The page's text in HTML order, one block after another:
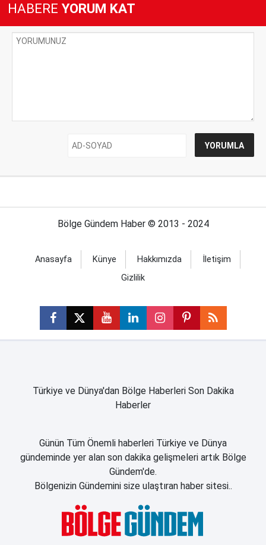
HABERE YORUM KAT
Bölge Gündem Haber © 2013 - 2024
Anasayfa Künye Hakkımızda
İletişim
Gizlilik
Türkiye ve Dünya'dan Bölge Haberleri Son Dakika
Haberler
Günün Tüm Önemli haberleri Türkiye ve Dünya
gündeminde yer alan son dakika gelişmeleri artık Bölge
Gündem'de.
Bölgenizin Gündemini size ulaştıran haber sitesi..